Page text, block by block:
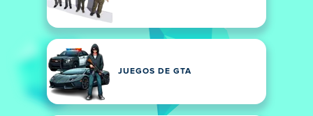
JUEGOS DE GTA